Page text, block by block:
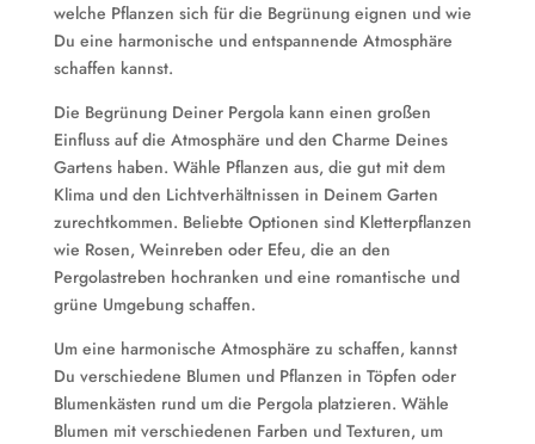
welche Pflanzen sich für die Begrünung eignen und wie
Du eine harmonische und entspannende Atmosphäre
schaffen kannst.
Die Begrünung Deiner Pergola kann einen großen
Einfluss auf die Atmosphäre und den Charme Deines
Gartens haben. Wähle Pflanzen aus, die gut mit dem
Klima und den Lichtverhältnissen in Deinem Garten
zurechtkommen. Beliebte Optionen sind Kletterpflanzen
wie Rosen, Weinreben oder Efeu, die an den
Pergolastreben hochranken und eine romantische und
grüne Umgebung schaffen.
Um eine harmonische Atmosphäre zu schaffen, kannst
Du verschiedene Blumen und Pflanzen in Töpfen oder
Blumenkästen rund um die Pergola platzieren. Wähle
Blumen mit verschiedenen Farben und Texturen, um